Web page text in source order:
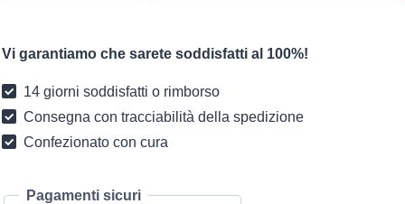
di
quantità
Vi garantiamo che sarete soddisfatti al 100%!
14 giorni soddisfatti o rimborso
Consegna con tracciabilità della spedizione
Confezionato con cura
Pagamenti sicuri